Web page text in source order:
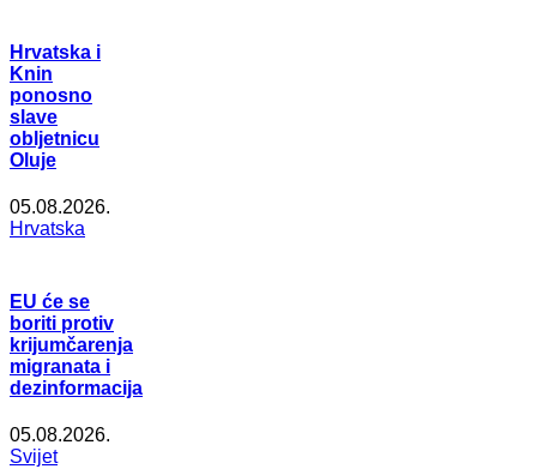
Hrvatska i
Knin
ponosno
slave
obljetnicu
Oluje
05.08.2026.
Hrvatska
EU će se
boriti protiv
krijumčarenja
migranata i
dezinformacija
05.08.2026.
Svijet